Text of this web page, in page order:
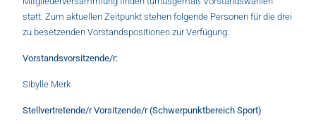
statt. Zum aktuellen Zeitpunkt stehen folgende Personen für die drei
zu besetzenden Vorstandspositionen zur Verfügung:
Vorstandsvorsitzende/r:
Sibylle Merk
Stellvertretende/r Vorsitzende/r (Schwerpunktbereich Sport)